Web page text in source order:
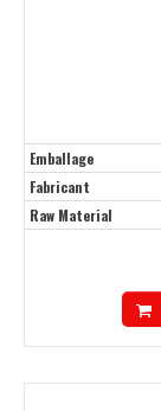
Emballage
Fabricant
Raw Material